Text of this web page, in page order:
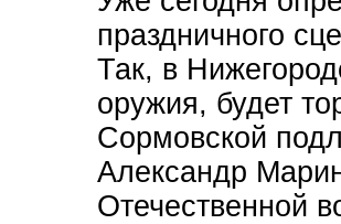
праздничного
Так, в
оружия, будет
Сормовской
Александр
Отечественной